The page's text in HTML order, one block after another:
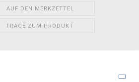
AUF DEN MERKZETTEL
FRAGE ZUM PRODUKT